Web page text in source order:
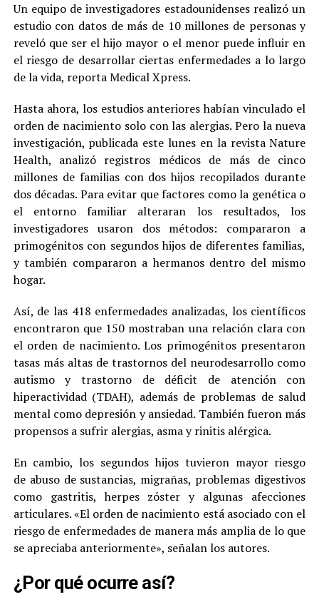
Un equipo de investigadores estadounidenses realizó un
estudio con datos de más de 10 millones de personas y
reveló que ser el hijo mayor o el menor puede influir en
el riesgo de desarrollar ciertas enfermedades a lo largo
de la vida, reporta Medical Xpress.
Hasta ahora, los estudios anteriores habían vinculado el
orden de nacimiento solo con las alergias. Pero la nueva
investigación, publicada este lunes en la revista Nature
Health, analizó registros médicos de más de cinco
millones de familias con dos hijos recopilados durante
dos décadas. Para evitar que factores como la genética o
el entorno familiar alteraran los resultados, los
investigadores usaron dos métodos: compararon a
primogénitos con segundos hijos de diferentes familias,
y también compararon a hermanos dentro del mismo
hogar.
Así, de las 418 enfermedades analizadas, los científicos
encontraron que 150 mostraban una relación clara con
el orden de nacimiento. Los primogénitos presentaron
tasas más altas de trastornos del neurodesarrollo como
autismo y trastorno de déficit de atención con
hiperactividad (TDAH), además de problemas de salud
mental como depresión y ansiedad. También fueron más
propensos a sufrir alergias, asma y rinitis alérgica.
En cambio, los segundos hijos tuvieron mayor riesgo
de abuso de sustancias, migrañas, problemas digestivos
como gastritis, herpes zóster y algunas afecciones
articulares. «El orden de nacimiento está asociado con el
riesgo de enfermedades de manera más amplia de lo que
se apreciaba anteriormente», señalan los autores.
¿Por qué ocurre así?